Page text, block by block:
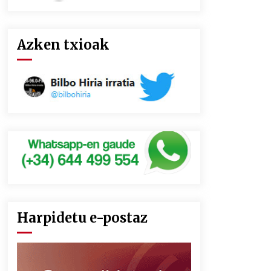
Azken txioak
Harpidetu e-postaz